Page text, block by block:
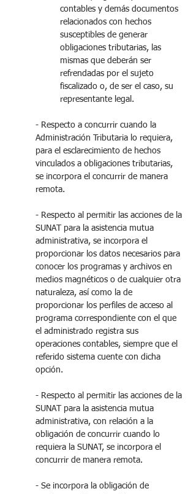
contables y demás documentos
relacionados con hechos
susceptibles de generar
obligaciones tributarias, las
mismas que deberán ser
refrendadas por el sujeto
fiscalizado o, de ser el caso, su
representante legal.
- Respecto a concurrir cuando la
Administración Tributaria lo requiera,
para el esclarecimiento de hechos
vinculados a obligaciones tributarias,
se incorpora el concurrir de manera
remota.
- Respecto al permitir las acciones de la
SUNAT para la asistencia mutua
administrativa, se incorpora el
proporcionar los datos necesarios para
conocer los programas y archivos en
medios magnéticos o de cualquier otra
naturaleza, así como la de
proporcionar los perfiles de acceso al
programa correspondiente con el que
el administrado registra sus
operaciones contables, siempre que el
referido sistema cuente con dicha
opción.
- Respecto al permitir las acciones de la
SUNAT para la asistencia mutua
administrativa, con relación a la
obligación de concurrir cuando lo
requiera la SUNAT, se incorpora el
concurrir de manera remota.
- Se incorpora la obligación de